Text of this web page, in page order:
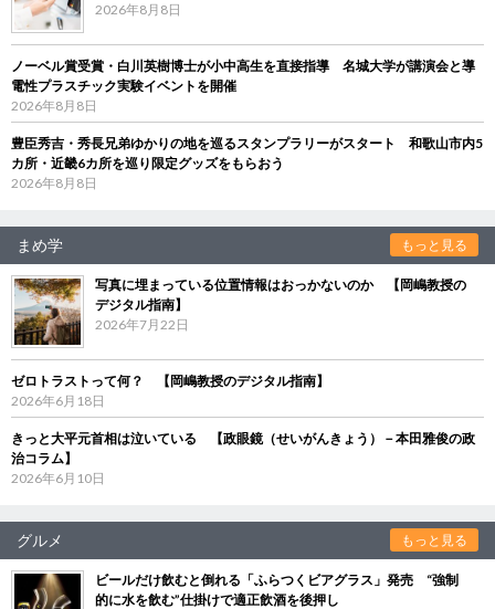
2026年8月8日
ノーベル賞受賞・白川英樹博士が小中高生を直接指導 名城大学が講演会と導
電性プラスチック実験イベントを開催
2026年8月8日
豊臣秀吉・秀長兄弟ゆかりの地を巡るスタンプラリーがスタート 和歌山市内5
カ所・近畿6カ所を巡り限定グッズをもらおう
2026年8月8日
まめ学 もっと見る
写真に埋まっている位置情報はおっかないのか 【岡嶋教授の
デジタル指南】
2026年7月22日
ゼロトラストって何？ 【岡嶋教授のデジタル指南】
2026年6月18日
きっと大平元首相は泣いている 【政眼鏡（せいがんきょう）－本田雅俊の政
治コラム】
2026年6月10日
グルメ もっと見る
ビールだけ飲むと倒れる「ふらつくビアグラス」発売 “強制
的に水を飲む”仕掛けで適正飲酒を後押し